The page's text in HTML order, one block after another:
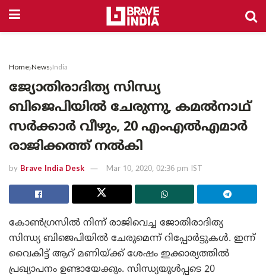
Home News India
ജ്യോതിരാദിത്യ സിന്ധ്യ
ബിജെപിയില്‍ ചേരുന്നു, കമല്‍നാഥ്
സര്‍ക്കാര്‍ വീഴും, 20 എംഎല്‍എമാര്‍
രാജിക്കത്ത് നല്‍കി
by Brave India Desk Mar 10, 2020, 02:36 pm IST
കോണ്‍ഗ്രസില്‍ നിന്ന് രാജിവെച്ച ജോതിരാദിത്യ
സിന്ധ്യ ബിജെപിയില്‍ ചേരുമെന്ന് റിപ്പോര്‍ട്ടുകള്‍. ഇന്ന്
വൈകിട്ട് ആറ് മണിയ്ക്ക് ശേഷം ഇക്കാര്യത്തില്‍
പ്രഖ്യാപനം ഉണ്ടായേക്കും. സിന്ധ്യയുള്‍പ്പടെ 20